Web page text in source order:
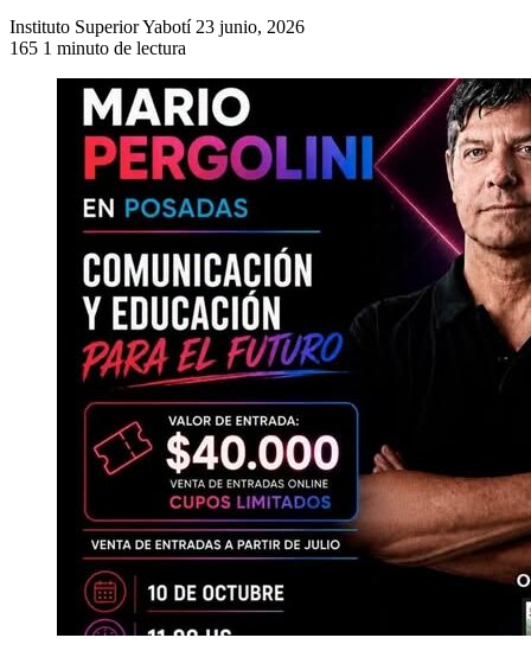
Instituto Superior Yabotí Send
23 junio, 2026
165 1 minuto de lectura